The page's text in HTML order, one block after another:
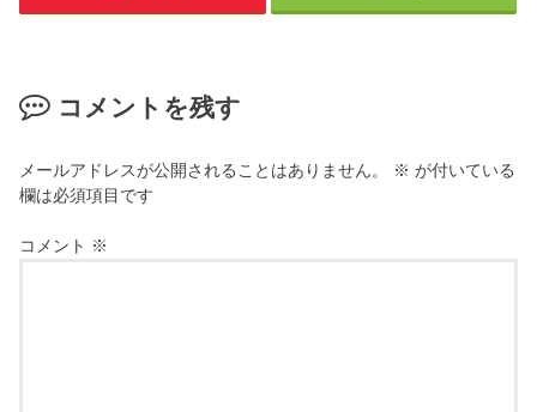
コメントを残す
メールアドレスが公開されることはありません。 ※ が付いている
欄は必須項目です
コメント ※